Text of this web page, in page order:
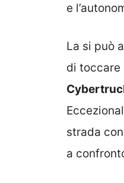
e
La si può
di toccare
strada
a